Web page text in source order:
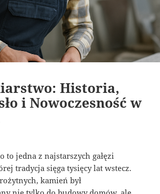
Historia,
i Nowoczesność w
to jedna z najstarszych gałęzi
tradycja sięga tysięcy lat wstecz.
kamień był